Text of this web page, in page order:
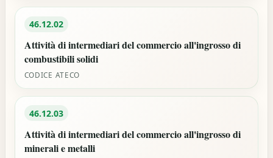
46.12.02
Attività di intermediari del commercio all'ingrosso di
combustibili solidi
CODICE ATECO
46.12.03
Attività di intermediari del commercio all'ingrosso di
minerali e metalli